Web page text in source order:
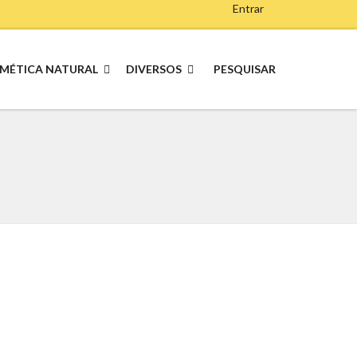
Entrar
NATURAL DIVERSOS PESQUISAR